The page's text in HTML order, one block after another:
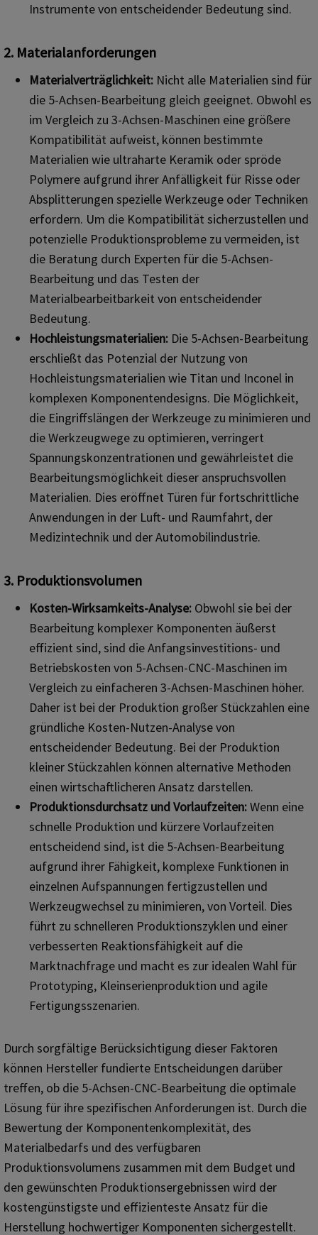
Instrumente von entscheidender Bedeutung sind.
2. Materialanforderungen
Materialverträglichkeit: Nicht alle Materialien sind für
die 5-Achsen-Bearbeitung gleich geeignet. Obwohl es
im Vergleich zu 3-Achsen-Maschinen eine größere
Kompatibilität aufweist, können bestimmte
Materialien wie ultraharte Keramik oder spröde
Polymere aufgrund ihrer Anfälligkeit für Risse oder
Absplitterungen spezielle Werkzeuge oder Techniken
erfordern. Um die Kompatibilität sicherzustellen und
potenzielle Produktionsprobleme zu vermeiden, ist
die Beratung durch Experten für die 5-Achsen-
Bearbeitung und das Testen der
Materialbearbeitbarkeit von entscheidender
Bedeutung.
Hochleistungsmaterialien: Die 5-Achsen-Bearbeitung
erschließt das Potenzial der Nutzung von
Hochleistungsmaterialien wie Titan und Inconel in
komplexen Komponentendesigns. Die Möglichkeit,
die Eingriffslängen der Werkzeuge zu minimieren und
die Werkzeugwege zu optimieren, verringert
Spannungskonzentrationen und gewährleistet die
Bearbeitungsmöglichkeit dieser anspruchsvollen
Materialien. Dies eröffnet Türen für fortschrittliche
Anwendungen in der Luft- und Raumfahrt, der
Medizintechnik und der Automobilindustrie.
3. Produktionsvolumen
Kosten-Wirksamkeits-Analyse: Obwohl sie bei der
Bearbeitung komplexer Komponenten äußerst
effizient sind, sind die Anfangsinvestitions- und
Betriebskosten von 5-Achsen-CNC-Maschinen im
Vergleich zu einfacheren 3-Achsen-Maschinen höher.
Daher ist bei der Produktion großer Stückzahlen eine
gründliche Kosten-Nutzen-Analyse von
entscheidender Bedeutung. Bei der Produktion
kleiner Stückzahlen können alternative Methoden
einen wirtschaftlicheren Ansatz darstellen.
Produktionsdurchsatz und Vorlaufzeiten:Wenn eine
schnelle Produktion und kürzere Vorlaufzeiten
entscheidend sind, ist die 5-Achsen-Bearbeitung
aufgrund ihrer Fähigkeit, komplexe Funktionen in
einzelnen Aufspannungen fertigzustellen und
Werkzeugwechsel zu minimieren, von Vorteil. Dies
führt zu schnelleren Produktionszyklen und einer
verbesserten Reaktionsfähigkeit auf die
Marktnachfrage und macht es zur idealen Wahl für
Prototyping, Kleinserienproduktion und agile
Fertigungsszenarien.
Durch sorgfältige Berücksichtigung dieser Faktoren
können Hersteller fundierte Entscheidungen darüber
treffen, ob die 5-Achsen-CNC-Bearbeitung die optimale
Lösung für ihre spezifischen Anforderungen ist. Durch die
Bewertung der Komponentenkomplexität, des
Materialbedarfs und des verfügbaren
Produktionsvolumens zusammen mit dem Budget und
den gewünschten Produktionsergebnissen wird der
kostengünstigste und effizienteste Ansatz für die
Herstellung hochwertiger Komponenten sichergestellt.